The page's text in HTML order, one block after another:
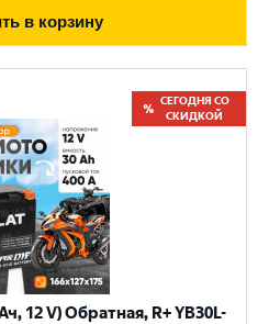
в корзину
СЕГОДНЯ СО
СКИДКОЙ
12 V) Обратная, R+ YB30L-